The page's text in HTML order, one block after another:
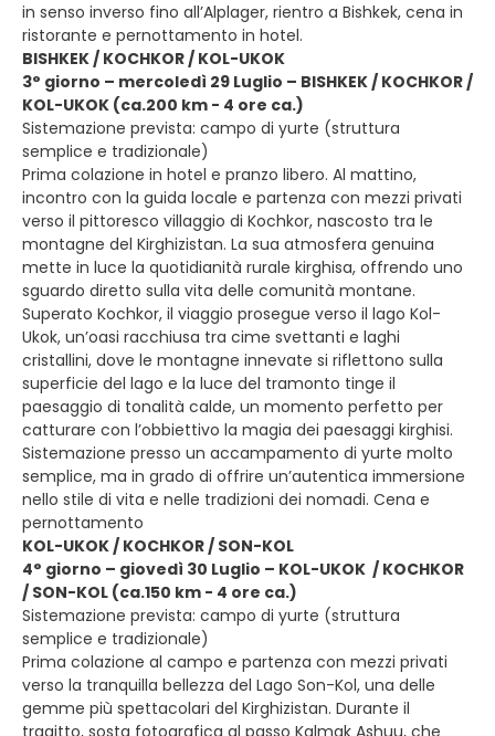
in senso inverso fino all’Alplager, rientro a Bishkek, cena in
ristorante e pernottamento in hotel.
BISHKEK / KOCHKOR / KOL-UKOK
3° giorno – mercoledì 29 Luglio – BISHKEK / KOCHKOR /
KOL-UKOK (ca.200 km - 4 ore ca.)
Sistemazione prevista: campo di yurte (struttura
semplice e tradizionale)
Prima colazione in hotel e pranzo libero. Al mattino,
incontro con la guida locale e partenza con mezzi privati
verso il pittoresco villaggio di Kochkor, nascosto tra le
montagne del Kirghizistan. La sua atmosfera genuina
mette in luce la quotidianità rurale kirghisa, offrendo uno
sguardo diretto sulla vita delle comunità montane.
Superato Kochkor, il viaggio prosegue verso il lago Kol-
Ukok, un’oasi racchiusa tra cime svettanti e laghi
cristallini, dove le montagne innevate si riflettono sulla
superficie del lago e la luce del tramonto tinge il
paesaggio di tonalità calde, un momento perfetto per
catturare con l’obbiettivo la magia dei paesaggi kirghisi.
Sistemazione presso un accampamento di yurte molto
semplice, ma in grado di offrire un’autentica immersione
nello stile di vita e nelle tradizioni dei nomadi. Cena e
pernottamento
KOL-UKOK / KOCHKOR / SON-KOL
4° giorno – giovedì 30 Luglio – KOL-UKOK / KOCHKOR
/ SON-KOL (ca.150 km - 4 ore ca.)
Sistemazione prevista: campo di yurte (struttura
semplice e tradizionale)
Prima colazione al campo e partenza con mezzi privati
verso la tranquilla bellezza del Lago Son-Kol, una delle
gemme più spettacolari del Kirghizistan. Durante il
tragitto, sosta fotografica al passo Kalmak Ashuu, che